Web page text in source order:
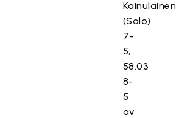
Kainulainen
(Salo)
7-
5,
58.03
8-
5
av